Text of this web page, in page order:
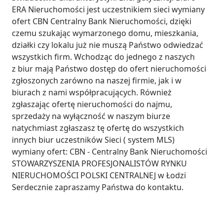
ERA Nieruchomości jest uczestnikiem sieci wymiany
ofert CBN Centralny Bank Nieruchomości, dzięki
czemu szukając wymarzonego domu, mieszkania,
działki czy lokalu już nie muszą Państwo odwiedzać
wszystkich firm. Wchodząc do jednego z naszych
z biur mają Państwo dostęp do ofert nieruchomości
zgłoszonych zarówno na naszej firmie, jak i w
biurach z nami współpracujących. Również
zgłaszając ofertę nieruchomości do najmu,
sprzedaży na wyłączność w naszym biurze
natychmiast zgłaszasz tę ofertę do wszystkich
innych biur uczestników Sieci ( system MLS)
wymiany ofert: CBN - Centralny Bank Nieruchomości
STOWARZYSZENIA PROFESJONALISTÓW RYNKU
NIERUCHOMOŚCI POLSKI CENTRALNEJ w Łodzi
Serdecznie zapraszamy Państwa do kontaktu.